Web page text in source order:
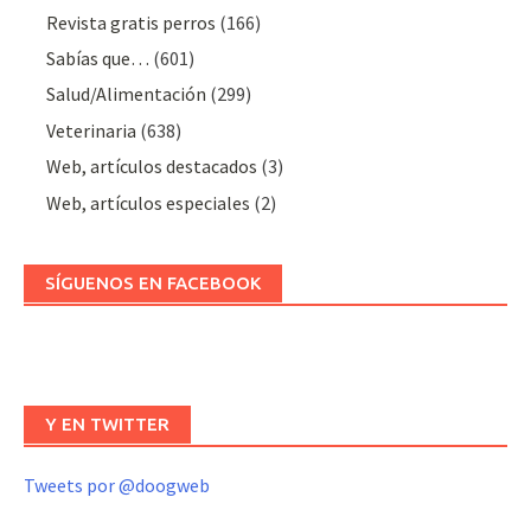
Revista gratis perros (166)
Sabías que… (601)
Salud/Alimentación (299)
Veterinaria (638)
Web, artículos destacados (3)
Web, artículos especiales (2)
SÍGUENOS EN FACEBOOK
Y EN TWITTER
Tweets por @doogweb